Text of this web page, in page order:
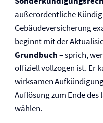
außerordentliche
Gebäude­versicherung
beginnt mit der
Grundbuch– sprich,
offiziell vollzogen ist. Er
wirksamen
Auflösung zum Ende
wählen.